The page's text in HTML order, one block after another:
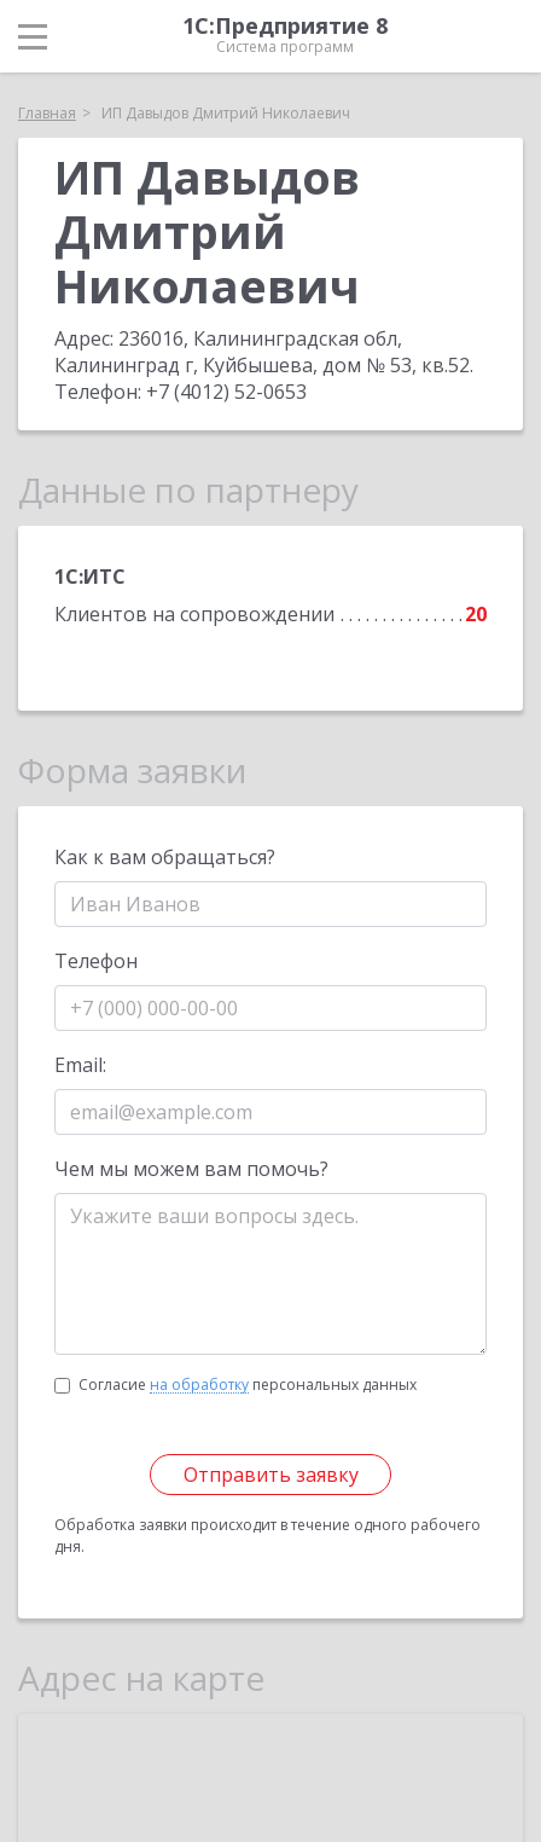
1С:Предприятие 8
Система программ
Главная ИП Давыдов Дмитрий Николаевич
ИП Давыдов
Дмитрий
Николаевич
Адрес: 236016, Калининградская обл,
Калининград г, Куйбышева, дом № 53, кв.52.
Телефон: +7 (4012) 52-0653
Данные по партнеру
1С:ИТС
Клиентов на сопровождении
20
Форма заявки
Как к вам обращаться?
Телефон
Email:
Чем мы можем вам помочь?
Согласие на обработку персональных данных
Отправить заявку
Обработка заявки происходит в течение одного рабочего
дня.
Адрес на карте